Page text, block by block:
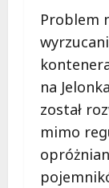
Problem
na
został
mimo